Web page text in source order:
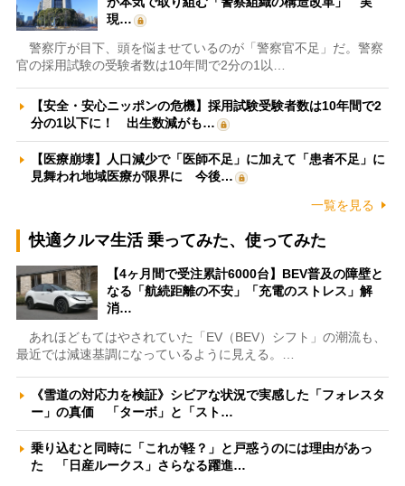
現…
警察庁が目下、頭を悩ませているのが「警察官不足」だ。警察
官の採用試験の受験者数は10年間で2分の1以…
【安全・安心ニッポンの危機】採用試験受験者数は10年間で2
分の1以下に！ 出生数減がも…
【医療崩壊】人口減少で「医師不足」に加えて「患者不足」に
見舞われ地域医療が限界に 今後…
一覧を見る
快適クルマ生活 乗ってみた、使ってみた
【4ヶ月間で受注累計6000台】BEV普及の障壁と
なる「航続距離の不安」「充電のストレス」解
消…
あれほどもてはやされていた「EV（BEV）シフト」の潮流も、
最近では減速基調になっているように見える。…
《雪道の対応力を検証》シビアな状況で実感した「フォレスタ
ー」の真価 「ターボ」と「スト…
乗り込むと同時に「これが軽？」と戸惑うのには理由があっ
た 「日産ルークス」さらなる躍進…